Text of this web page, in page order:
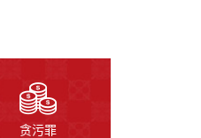
贪污罪